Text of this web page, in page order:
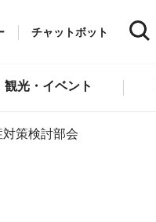
チャットボット
観光・イベント
対策検討部会